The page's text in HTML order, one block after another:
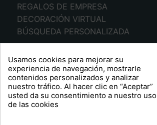
REGALOS DE EMPRESA
DECORACIÓN VIRTUAL
BÚSQUEDA PERSONALIZADA
A R T S F I T É
Plaça Barcelona, 6
Usamos cookies para mejorar su
experiencia de navegación, mostrarle
contenidos personalizados y analizar
nuestro tráfico. Al hacer clic en “Aceptar”
usted da su consentimiento a nuestro uso
de las cookies